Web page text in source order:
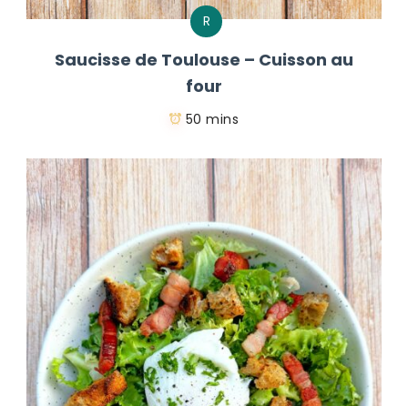
R
Saucisse de Toulouse – Cuisson au
four
50 mins